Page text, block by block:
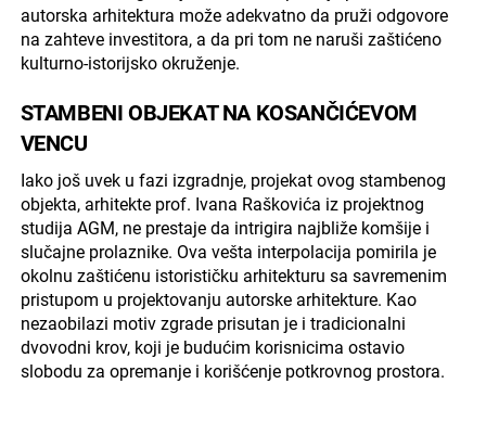
autorska arhitektura može adekvatno da pruži odgovore
na zahteve investitora, a da pri tom ne naruši zaštićeno
kulturno-istorijsko okruženje.
STAMBENI OBJEKAT NA KOSANČIĆEVOM
VENCU
Iako još uvek u fazi izgradnje, projekat ovog stambenog
objekta, arhitekte prof. Ivana Raškovića iz projektnog
studija AGM, ne prestaje da intrigira najbliže komšije i
slučajne prolaznike. Ova vešta interpolacija pomirila je
okolnu zaštićenu istorističku arhitekturu sa savremenim
pristupom u projektovanju autorske arhitekture. Kao
nezaobilazi motiv zgrade prisutan je i tradicionalni
dvovodni krov, koji je budućim korisnicima ostavio
slobodu za opremanje i korišćenje potkrovnog prostora.